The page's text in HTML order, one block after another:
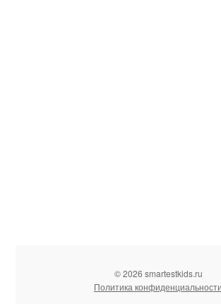
© 2026 smartestkids.ru
Политика конфиденциальности